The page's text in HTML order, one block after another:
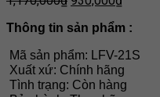
Thông tin sản phẩm :
Mã sản phẩm: LFV-21S
Xuất xứ: Chính hãng
Tình trạng: Còn hàng